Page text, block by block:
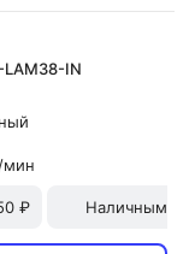
IN
мин
₽ Наличными